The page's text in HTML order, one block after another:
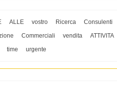
ALLE vostro Ricerca Consulenti
Commerciali vendita ATTIVITA
time urgente